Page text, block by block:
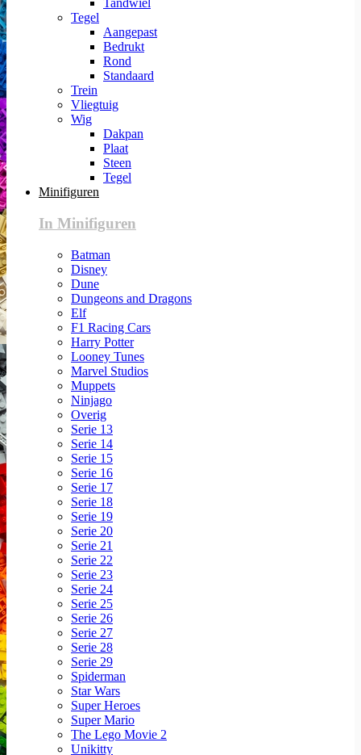
Tandwiel
Tegel
Aangepast
Bedrukt
Rond
Standaard
Trein
Vliegtuig
Wig
Dakpan
Plaat
Steen
Tegel
Minifiguren
In Minifiguren
Batman
Disney
Dune
Dungeons and Dragons
Elf
F1 Racing Cars
Harry Potter
Looney Tunes
Marvel Studios
Muppets
Ninjago
Overig
Serie 13
Serie 14
Serie 15
Serie 16
Serie 17
Serie 18
Serie 19
Serie 20
Serie 21
Serie 22
Serie 23
Serie 24
Serie 25
Serie 26
Serie 27
Serie 28
Serie 29
Spiderman
Star Wars
Super Heroes
Super Mario
The Lego Movie 2
Unikitty